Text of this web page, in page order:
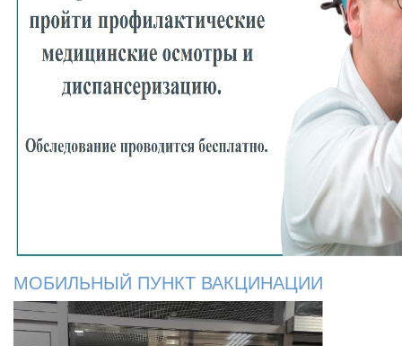
МОБИЛЬНЫЙ ПУНКТ ВАКЦИНАЦИИ